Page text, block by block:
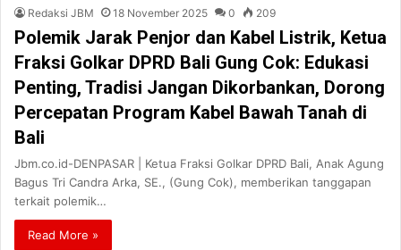
Redaksi JBM 18 November 2025 0 209
Polemik Jarak Penjor dan Kabel Listrik, Ketua
Fraksi Golkar DPRD Bali Gung Cok: Edukasi
Penting, Tradisi Jangan Dikorbankan, Dorong
Percepatan Program Kabel Bawah Tanah di
Bali
Jbm.co.id-DENPASAR | Ketua Fraksi Golkar DPRD Bali, Anak Agung
Bagus Tri Candra Arka, SE., (Gung Cok), memberikan tanggapan
terkait polemik…
Read More »